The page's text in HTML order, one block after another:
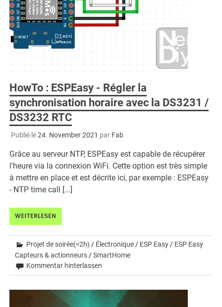
HowTo : ESPEasy - Régler la
synchronisation horaire avec la DS3231 /
DS3232 RTC
Publié le24. November 2021 par Fab
Grâce au serveur NTP, ESPEasy est capable de récupérer
l'heure via la connexion WiFi. Cette option est très simple
à mettre en place et est décrite ici, par exemple : ESPEasy
- NTP time call [...]
WEITERLESEN
Projet de soirée(<2h) / Électronique / ESP Easy / ESP Easy
Capteurs & actionneurs /SmartHome
Kommentar hinterlassen